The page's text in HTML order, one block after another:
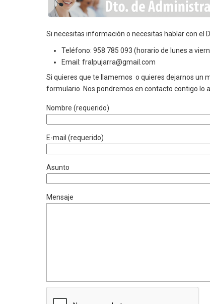
Si necesitas información o necesitas hablar con el
Teléfono: 958 785 093 (horario de lunes a
Email: fralpujarra@gmail.com
Si quieres que te llamemos o quieres dejarnos un
formulario. Nos pondremos en contacto contigo lo
Nombre (requerido)
E-mail (requerido)
Asunto
Mensaje